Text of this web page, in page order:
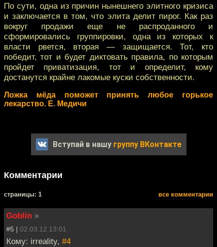
По сути, одна из причин нынешнего элитного кризиса
и заключается в том, что элита делит пирог. Как раз
вокруг продажи еще не распроданного и
сформировались группировки, одна из которых к
власти рвется, вторая — защищается. Тот, кто
победит, тот и будет диктовать правила, по которым
пройдет приватизация, тот и определит, кому
достанутся крайне лакомые куски собственности.
Ложка мёда поможет принять любое горькое
лекарство. Е. Медичи
Вступай в нашу группу ВКонтакте
Комментарии
cтраницы: 1 все комментарии
Goblin »
#5 | 02.03.12 13:01
Кому: irreality, #4